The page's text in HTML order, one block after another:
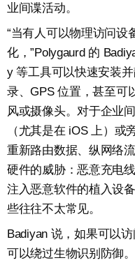
业间谍活动。
“当有人可以物理访问设
化，”Polygaurd 的
y 等工具可以快速安装
录、GPS 位置，甚至可
风或摄像头。对于企业
（尤其是在 iOS 上）或
重新路由数据、纵网络
硬件的威胁：恶意充电
注入恶意软件的植入设
些往往不太常见。
Badiyan 说，如果可以
可以绕过生物识别防御